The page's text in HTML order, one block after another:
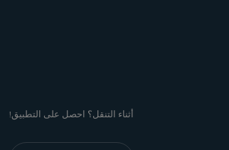
أثناء التنقل؟ احصل على التطبيق!